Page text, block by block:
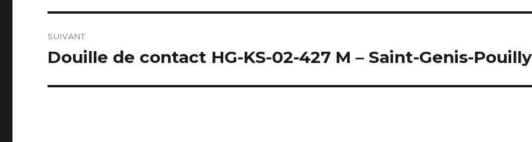
SUIVANT
Publication
Douille de contact HG-KS-02-427 M – Saint-Genis-Pouilly